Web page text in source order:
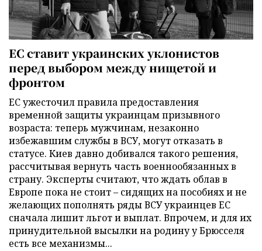
ЕС ставит украинских уклонистов
перед выбором между нищетой и
фронтом
ЕС ужесточил правила предоставления
временной защиты украинцам призывного
возраста: теперь мужчинам, незаконно
избежавшим службы в ВСУ, могут отказать в
статусе. Киев давно добивался такого решения,
рассчитывая вернуть часть военнообязанных в
страну. Эксперты считают, что ждать облав в
Европе пока не стоит – сидящих на пособиях и не
желающих пополнять ряды ВСУ украинцев ЕС
сначала лишит льгот и выплат. Впрочем, и для их
принудительной высылки на родину у Брюсселя
есть все механизмы...